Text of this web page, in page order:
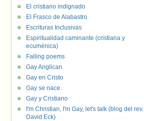
El cristiano indignado
El Frasco de Alabastro
Escrituras Inclusivas
Espiritualidad caminante (cristiana y
ecuménica)
Falling poems
Gay Anglican
Gay en Cristo
Gay se nace.
Gay y Cristiano
I'm Christian, I'm Gay, let's talk (blog del rev.
David Eck)